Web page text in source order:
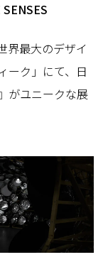
界最大のデザイ
ーク」にて、日
がユニークな展